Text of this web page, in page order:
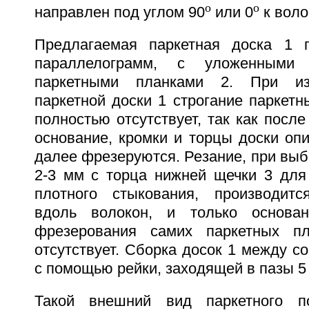
направлен под углом 90oили 0oк
Предлагаемая паркетная доска 1
параллелограмм, с
паркетными планками 2. При
паркетной доски 1 строгание
полностью отсутствует, так как
основание, кромки и торцы доски
далее фрезеруются. Резание, при
2-3 мм с торца нижней щечки 3 для
плотного стыкования,
вдоль волокон, и только
фрезерования самих паркетных
отсутствует. Сборка досок 1 между
с помощью рейки, заходящей в пазы 5
Такой внешний вид паркетного